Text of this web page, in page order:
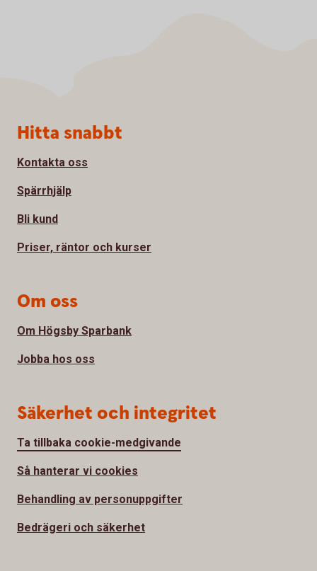
Sidfot
Hitta snabbt
Kontakta oss
Spärrhjälp
Bli kund
Priser, räntor och kurser
Om oss
Om Högsby Sparbank
Jobba hos oss
Säkerhet och integritet
Ta tillbaka cookie-medgivande
Så hanterar vi cookies
Behandling av personuppgifter
Bedrägeri och säkerhet